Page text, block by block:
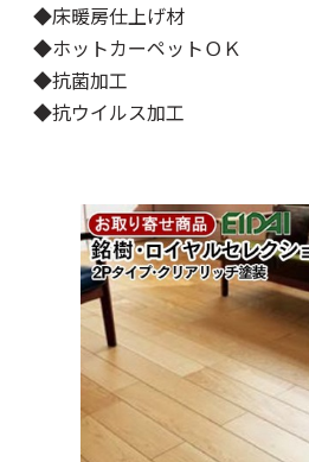
◆床暖房仕上げ材
◆ホットカーペットＯＫ
◆抗菌加工
◆抗ウイルス加工